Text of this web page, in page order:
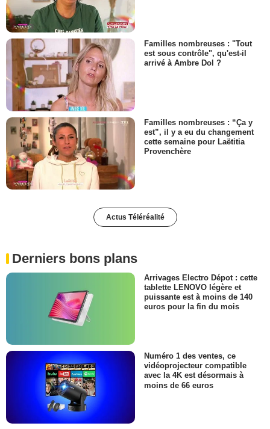
Familles nombreuses : "Tout
est sous contrôle", qu'est-il
arrivé à Ambre Dol ?
Familles nombreuses : “Ça y
est”, il y a eu du changement
cette semaine pour Laëtitia
Provenchère
Actus Téléréalité
Derniers bons plans
Arrivages Electro Dépot : cette
tablette LENOVO légère et
puissante est à moins de 140
euros pour la fin du mois
Numéro 1 des ventes, ce
vidéoprojecteur compatible
avec la 4K est désormais à
moins de 66 euros